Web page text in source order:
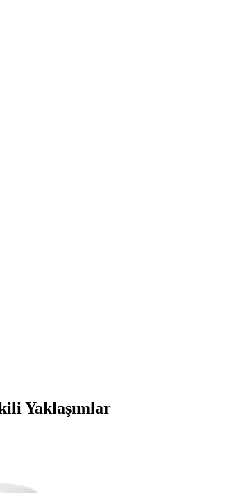
Yaklaşımlar